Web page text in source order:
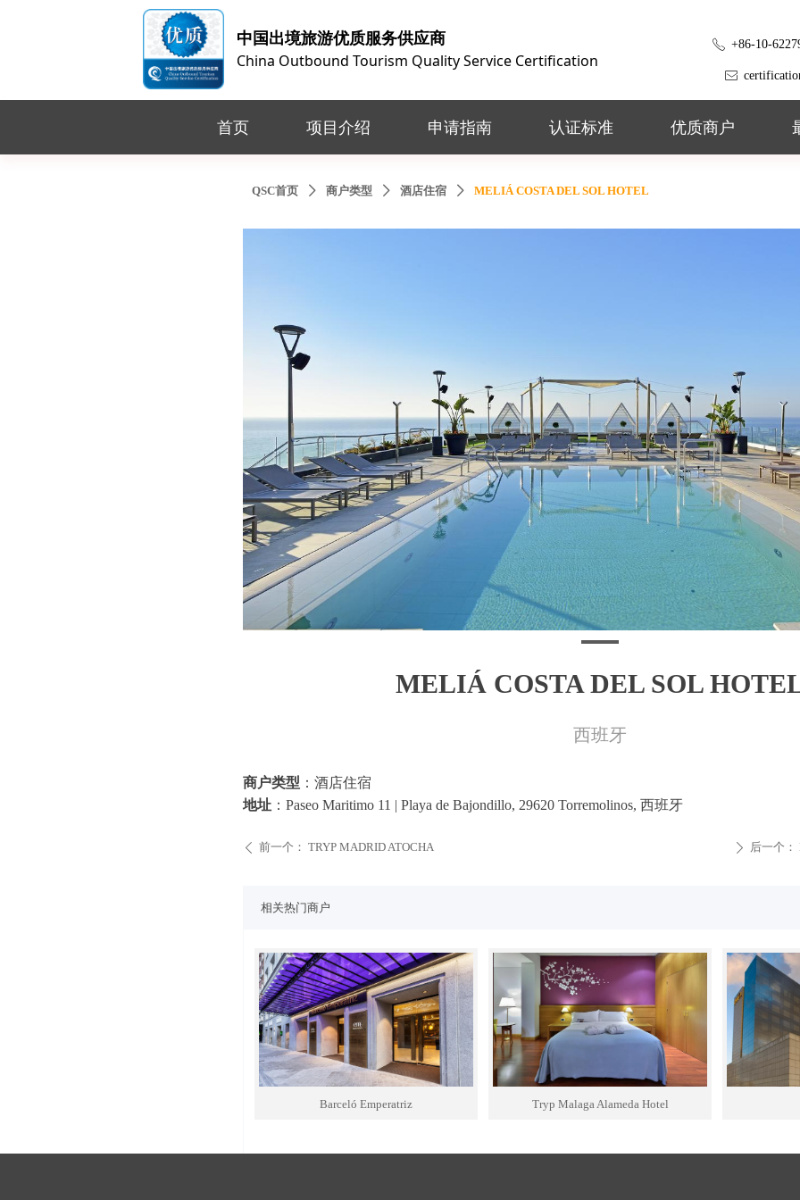
首页 项目介绍 申请指南 认证标准 优质商户
中国出境旅游优质服务供应商
China Outbound Tourism Quality Service Certification
ꂅ +86-10-
ꂘ
QSC首页 ꄲ 商户类型 ꄲ 酒店住宿 ꄲ MELIÁ COSTA DEL SOL HOTEL
MELIÁ COSTA DEL SOL
西班牙
相关热门商户
Barceló Emperatriz Tryp Malaga Alameda Hotel
ꄴ 前一个： TRYP MADRID ATOCHA ꄲ 后一个：
商户类型 ：酒店住宿
地址 ：Paseo Maritimo 11 | Playa de Bajondillo, 29620 Torremolinos, 西班牙